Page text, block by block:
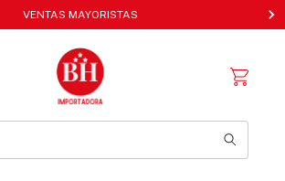
VENTAS MAYORISTAS